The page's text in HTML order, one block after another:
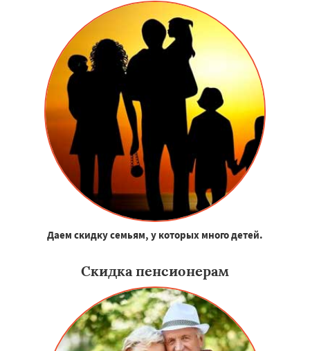
Даем скидку семьям, у которых много детей.
Скидка пенсионерам